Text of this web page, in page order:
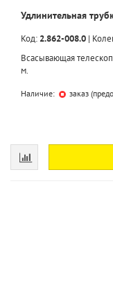
Удлинительная
Код: 2.862-008.0 |
Всасывающая
м.
Наличие: заказ